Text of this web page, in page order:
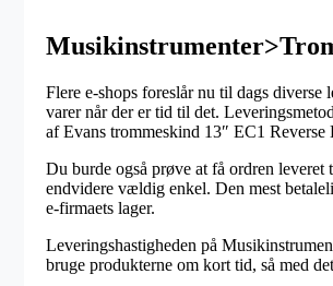
Flere e-shops foreslår nu til dags
varer når der er tid til det.
af Evans trommeskind 13″ EC1 Reverse
Du burde også prøve at få ordren
endvidere vældig enkel. Den mest
e-firmaets lager.
Leveringshastigheden på
bruge produkterne om kort tid, så med